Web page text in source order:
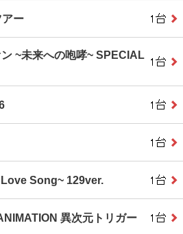
アー
~未来への咆哮~ SPECIAL
Song~ 129ver.
異次元トリガー